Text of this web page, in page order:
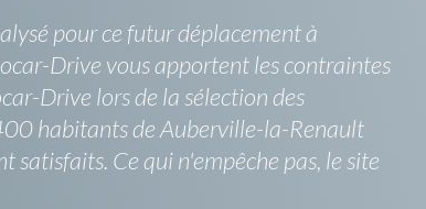
pour ce futur déplacement à
Drive vous apportent les contraintes
Drive lors de la sélection des
habitants de Auberville-la-Renault
satisfaits. Ce qui n'empêche pas, le site